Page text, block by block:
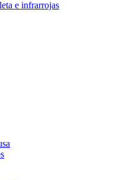
e infrarrojas